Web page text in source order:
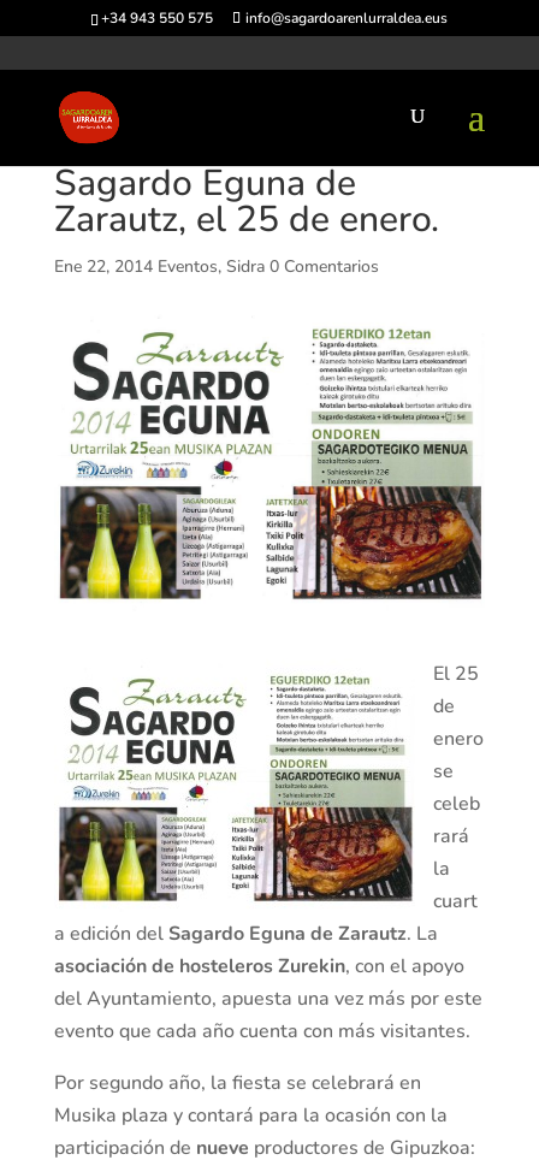
+34 943 550 575 info@sagardoarenlurraldea.eus
Sagardo Eguna de
Zarautz, el 25 de enero.
Ene 22, 2014 Eventos, Sidra 0 Comentarios
El 25
de
enero
se
celeb
rará
la
cuart
a edición del Sagardo Eguna de Zarautz. La
asociación de hosteleros Zurekin, con el apoyo
del Ayuntamiento, apuesta una vez más por este
evento que cada año cuenta con más visitantes.
Por segundo año, la fiesta se celebrará en
Musika plaza y contará para la ocasión con la
participación de nueve productores de Gipuzkoa: